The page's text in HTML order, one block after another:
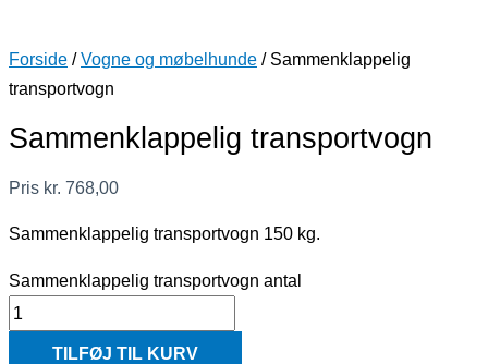
Forside /Vogne og møbelhunde / Sammenklappelig
transportvogn
Sammenklappelig transportvogn
Pris kr. 768,00
Sammenklappelig transportvogn 150 kg.
Sammenklappelig transportvogn antal
TILFØJ TIL KURV